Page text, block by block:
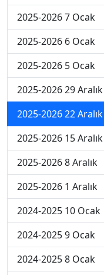
2025-2026 7 Ocak
2025-2026 6 Ocak
2025-2026 5 Ocak
2025-2026 29 Aralık
2025-2026 22 Aralık
2025-2026 15 Aralık
2025-2026 8 Aralık
2025-2026 1 Aralık
2024-2025 10 Ocak
2024-2025 9 Ocak
2024-2025 8 Ocak